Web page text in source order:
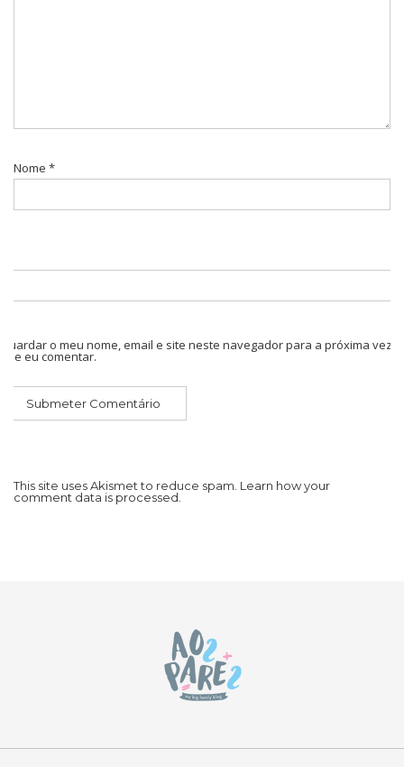
Nome *
Guardar o meu nome, email e site neste navegador para a próxima vez
que eu comentar.
This site uses Akismet to reduce spam. Learn how your
comment data is processed.